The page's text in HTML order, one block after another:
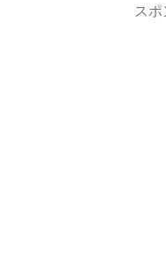
ス